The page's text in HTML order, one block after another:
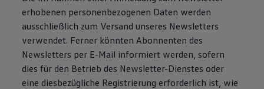
erhobenen personenbezogenen Daten werden
ausschließlich zum Versand unseres Newsletters
verwendet. Ferner könnten Abonnenten des
Newsletters per E-Mail informiert werden, sofern
dies für den Betrieb des Newsletter-Dienstes oder
eine diesbezügliche Registrierung erforderlich ist, wie